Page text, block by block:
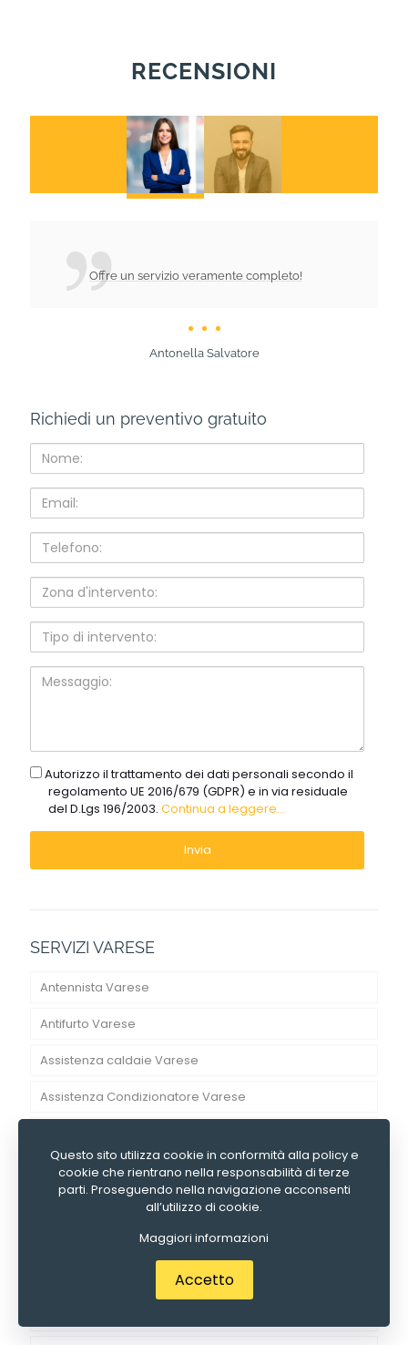
RECENSIONI
Offre un servizio veramente completo!
Antonella Salvatore
Richiedi un preventivo gratuito
Nome:
Email:
Telefono:
Zona
d'intervento:
Tipo
intervento:
Messaggio:
gdprAutorizzo il trattamento dei dati personali secondo il
regolamento UE 2016/679 (GDPR) e in via residuale
del D.Lgs 196/2003. Continua a leggere...
SERVIZI VARESE
Antennista Varese
Antifurto Varese
Assistenza caldaie Varese
Assistenza Condizionatore Varese
Elettricista Varese
Questo sito utilizza cookie in conformità alla policy e
cookie che rientrano nella responsabilità di terze
parti. Proseguendo nella navigazione acconsenti
all’utilizzo di cookie.
Maggiori informazioni
Accetto